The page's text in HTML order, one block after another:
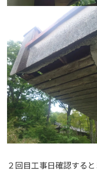
２回目工事日確認する